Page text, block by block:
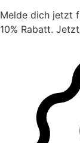
Melde dich jetzt
10% Rabatt.